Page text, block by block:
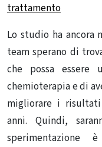
trattamento
Lo studio ha ancora
team sperano di
che possa essere
chemioterapia e di
migliorare i
anni. Quindi,